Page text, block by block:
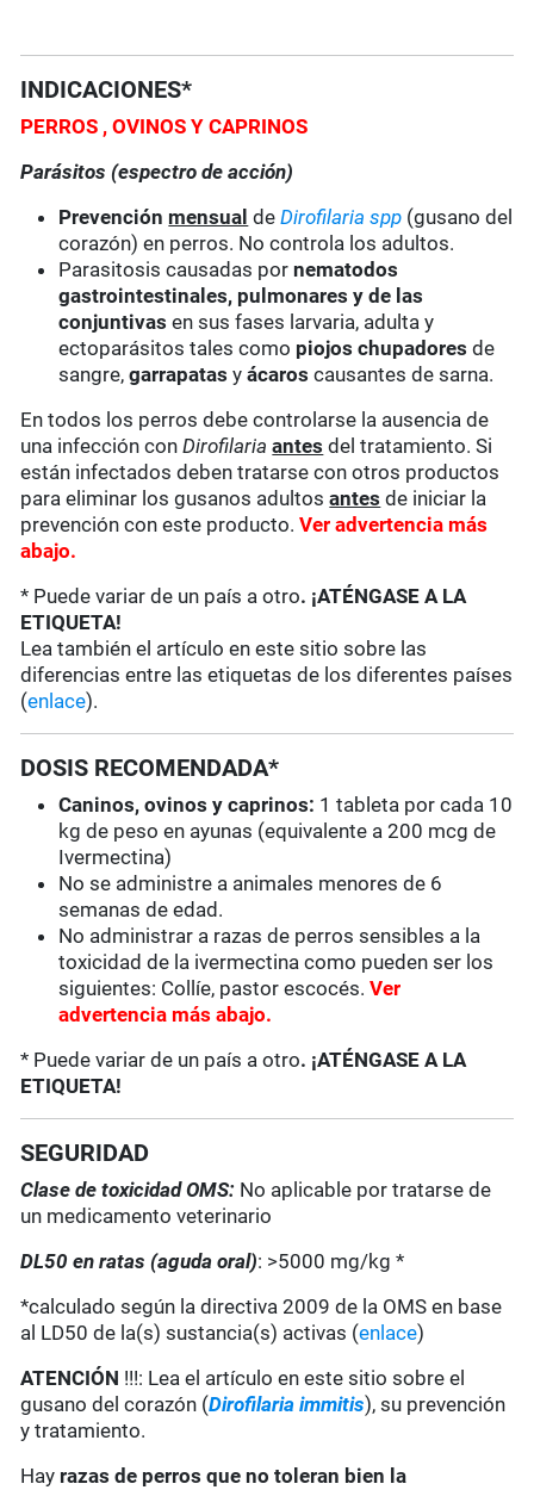
INDICACIONES*
PERROS , OVINOS Y CAPRINOS
Parásitos (espectro de acción)
Prevención mensual deDirofilaria spp (gusano del
corazón) en perros. No controla los adultos.
Parasitosis causadas pornematodos
gastrointestinales, pulmonares y de las
conjuntivas en sus fases larvaria, adulta y
ectoparásitos tales como piojos chupadores de
sangre,garrapatas yácaroscausantes de sarna.
En todos los perros debe controlarse la ausencia de
una infección conDirofilaria antes del tratamiento. Si
están infectados deben tratarse con otros productos
para eliminar los gusanos adultosantes de iniciar la
prevención con este producto.Ver advertencia más
abajo.
* Puede variar de un país a otro. ¡ATÉNGASE A LA
ETIQUETA!
Lea también el artículo en este sitio sobre las
diferencias entre las etiquetas de los diferentes países
(enlace).
DOSIS RECOMENDADA*
Caninos, ovinos y caprinos: 1 tableta por cada 10
kg de peso en ayunas (equivalente a 200 mcg de
Ivermectina)
No se administre a animales menores de 6
semanas de edad.
No administrar a razas de perros sensibles a la
toxicidad de la ivermectina como pueden ser los
siguientes: Collíe, pastor escocés.Ver
advertencia más abajo.
* Puede variar de un país a otro. ¡ATÉNGASE A LA
ETIQUETA!
SEGURIDAD
Clase de toxicidad OMS: No aplicable por tratarse de
un medicamento veterinario
DL50 en ratas (aguda oral): >5000 mg/kg *
*calculado según la directiva 2009 de la OMS en base
al LD50 de la(s) sustancia(s) activas (enlace)
ATENCIÓN !!!: Lea el artículo en este sitio sobre el
gusano del corazón (Dirofilaria immitis), su prevención
y tratamiento.
Hay razas de perros que no toleran bien la